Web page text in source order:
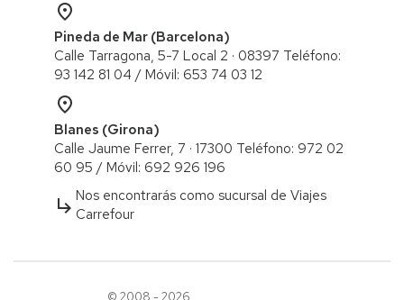
place
Pineda de Mar (Barcelona)
Calle Tarragona, 5-7 Local 2 · 08397 Teléfono:
93 142 81 04 / Móvil: 653 74 03 12
place
Blanes (Girona)
Calle Jaume Ferrer, 7 · 17300 Teléfono: 972 02
60 95 / ​Móvil: 692 926 196
subdirectory_arrow_right Nos encontrarás como sucursal de Viajes
Carrefour